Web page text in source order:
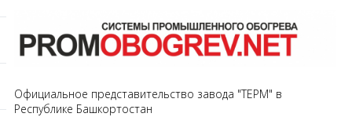
Официальное представительство завода "ТЕРМ" в
Республике Башкортостан